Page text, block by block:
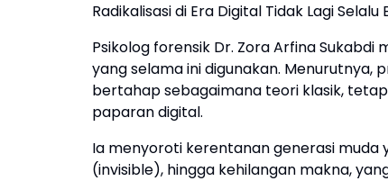
Radikalisasi di Era Digital Tidak Lagi
Psikolog forensik Dr. Zora Arfina
yang selama ini digunakan. Menurutnya,
bertahap sebagaimana teori klasik,
paparan digital.
Ia menyoroti kerentanan generasi muda
(invisible), hingga kehilangan makna,